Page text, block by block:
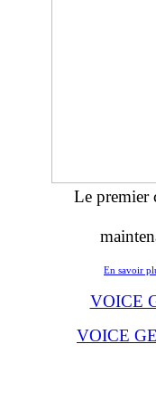
Le premier
En savoir
VOICE
VOICE